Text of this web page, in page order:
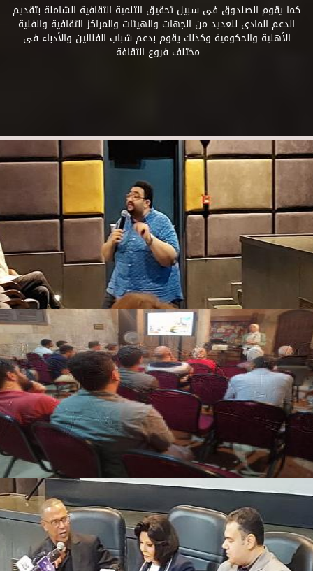
كما يقوم الصندوق فى سبيل تحقيق التنمية الثقافية الشاملة بتقديم
الدعم المادى للعديد من الجهات والهيئات والمراكز الثقافية والفنية
الأهلية والحكومية وكذلك يقوم بدعم شباب الفنانين والأدباء فى
مختلف فروع الثقافة.